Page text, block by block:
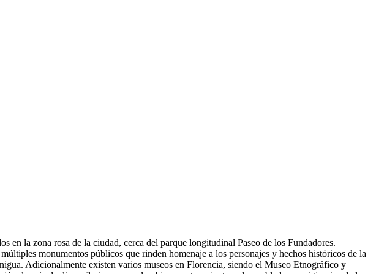
en la zona rosa de la ciudad, cerca del parque longitudinal Paseo de los Fundadores.
monumentos públicos que rinden homenaje a los personajes y hechos históricos de la
Adicionalmente existen varios museos en Florencia, siendo el Museo Etnográfico y